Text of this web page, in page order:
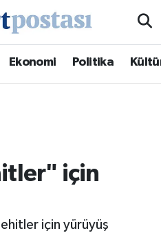
Ekonomi Politika
için
için yürüyüş
ve Fikstür